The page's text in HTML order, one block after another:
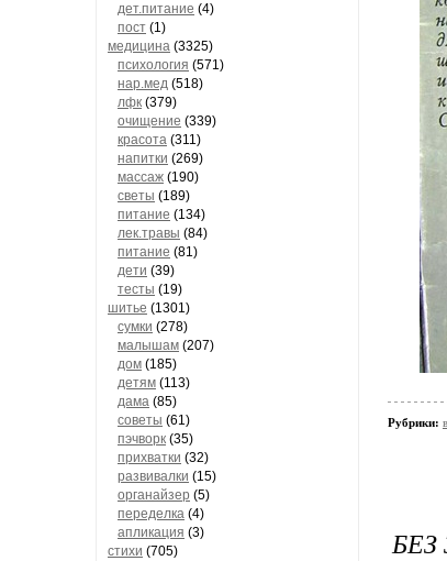
дет.питание (4)
пост (1)
медицина (3325)
психология (571)
нар.мед (518)
лфк (379)
очищение (339)
красота (311)
напитки (269)
массаж (190)
светы (189)
питание (134)
лек.травы (84)
питание (81)
дети (39)
тесты (19)
шитье (1301)
сумки (278)
малышам (207)
дом (185)
детям (113)
дама (85)
советы (61)
пэчворк (35)
прихватки (32)
развивалки (15)
органайзер (5)
переделка (4)
апликация (3)
стихи (705)
Рубрики: